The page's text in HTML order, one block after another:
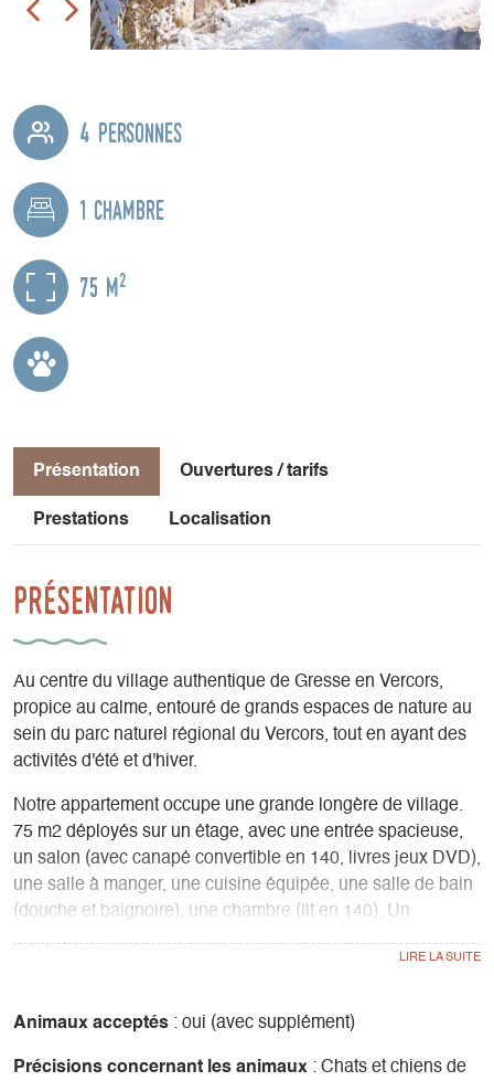
4 personnes
1 chambre
75 m2
Présentation Ouvertures / tarifs
Prestations Localisation
Présentation
Au centre du village authentique de Gresse en Vercors,
propice au calme, entouré de grands espaces de nature au
sein du parc naturel régional du Vercors, tout en ayant des
activités d'été et d'hiver.
Notre appartement occupe une grande longère de village.
75 m2 déployés sur un étage, avec une entrée spacieuse,
un salon (avec canapé convertible en 140, livres jeux DVD),
une salle à manger, une cuisine équipée, une salle de bain
(douche et baignoire), une chambre (lit en 140). Un
à 1250m d'altitude au pied du Grand Veymont. Il est entouré
parc naturel régional du Vercors.
Animaux acceptés : oui (avec supplément)
Précisions concernant les animaux : Chats et chiens de